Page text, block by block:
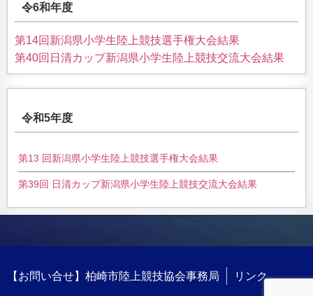
令6和年度
第14回新潟県小学生陸上競技選手権大会結果
第40回日清カップ新潟県小学生陸上競技交流大会結果
令和5年度
第13 回新潟県小学生陸上競技選手権大会結果
第39回 日清カップ新潟県小学生陸上競技交流大会結果
【お問い合せ】柏崎市陸上競技協会事務局 リンク